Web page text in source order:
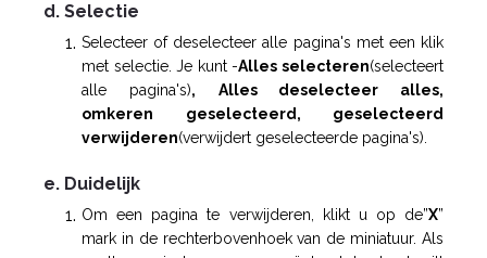
d. Selectie
Selecteer of deselecteer alle pagina's met een klik
met selectie. Je kunt -Alles selecteren(selecteert
alle pagina's),
Alles deselecteer alles,
omkeren geselecteerd, geselecteerd
verwijderen(verwijdert geselecteerde pagina's).
e. Duidelijk
Om een pagina te verwijderen, klikt u op de”X”
mark in de rechterbovenhoek van de miniatuur. Als